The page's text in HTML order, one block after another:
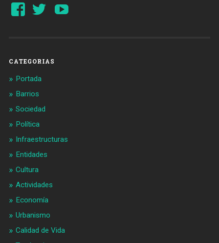
Ver
perfil
Ver
perfil
CATEGORIAS
Portada
Barrios
Sociedad
Política
Infraestructuras
Entidades
Cultura
Actividades
Economía
Urbanismo
Calidad de Vida